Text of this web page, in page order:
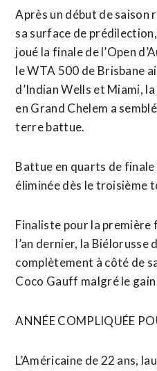
Après un début de saison
sa surface de
joué la finale de l’Open
le WTA 500 ​de Brisbane
d’Indian Wells et Miami,
en Grand Chelem a
terre battue.
Battue en quarts de
éliminée dès le troisième
Finaliste pour la première
l’an dernier, la Biélorusse
complètement à côté de
Coco Gauff malgré le
ANNÉE COMPLIQUÉE
L’Américaine de 22 ans,